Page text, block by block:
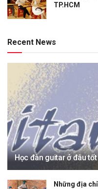
TP.HCM
Recent News
Học đàn guitar ở đâu
Những địa